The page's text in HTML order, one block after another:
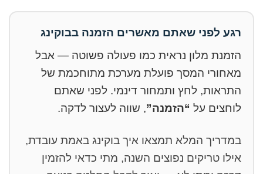
רגע לפני שאתם מאשרים הזמנה בבוקינג
הזמנת מלון נראית כמו פעולה פשוטה — אבל
מאחורי המסך פועלת מערכת מתוחכמת של
התראות, לחץ ותמחור דינמי. לפני שאתם
לוחצים על “הזמנה”, שווה לעצור לדקה.
במדריך המלא תמצאו איך בוקינג באמת עובדת,
אילו טריקים נפוצים השנה, מתי כדאי להזמין